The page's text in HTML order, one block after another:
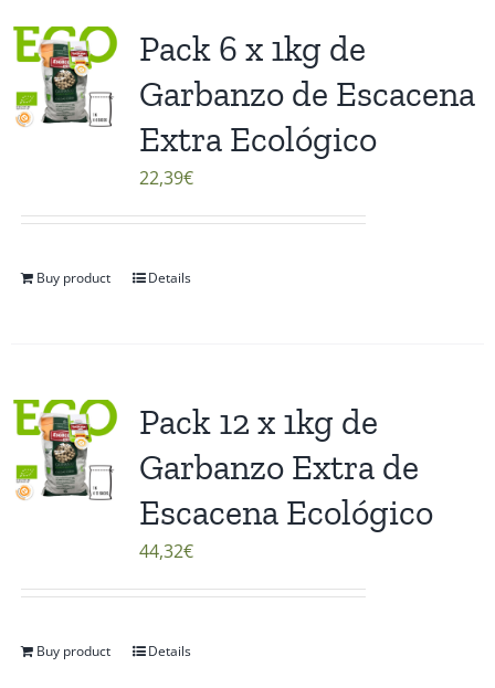
Pack 6 x 1kg de
Garbanzo de Escacena
Extra Ecológico
22,39€
Buy product Details
Pack 12 x 1kg de
Garbanzo Extra de
Escacena Ecológico
44,32€
Buy product Details